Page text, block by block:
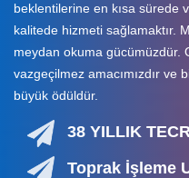
beklentilerine en kısa sürede
kalitede hizmeti sağlamaktır.
meydan okuma gücümüzdür.
vazgeçilmez amacımızdır ve
büyük ödüldür.
38 YILLIK
Toprak İşleme